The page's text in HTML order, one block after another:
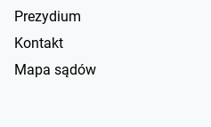
Prezydium
Kontakt
Mapa sądów